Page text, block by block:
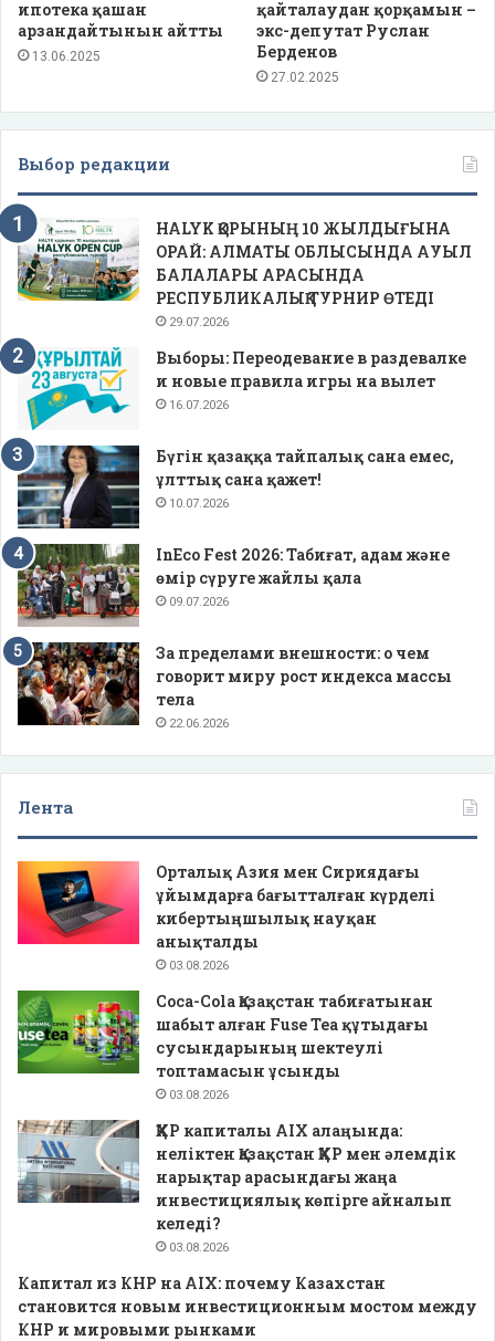
ипотека қашан
арзандайтынын айтты
13.06.2025
қайталаудан қорқамын –
экс-депутат Руслан
Берденов
27.02.2025
Выбор редакции
HALYK ҚОРЫНЫҢ 10 ЖЫЛДЫҒЫНА
ОРАЙ: АЛМАТЫ ОБЛЫСЫНДА АУЫЛ
БАЛАЛАРЫ АРАСЫНДА
РЕСПУБЛИКАЛЫҚ ТУРНИР ӨТЕДІ
29.07.2026
Выборы: Переодевание в раздевалке
и новые правила игры на вылет
16.07.2026
Бүгін қазаққа тайпалық сана емес,
ұлттық сана қажет!
10.07.2026
InEco Fest 2026: Табиғат, адам және
өмір сүруге жайлы қала
09.07.2026
За пределами внешности: о чем
говорит миру рост индекса массы
тела
22.06.2026
Лента
Орталық Азия мен Сириядағы
ұйымдарға бағытталған күрделі
кибертыңшылық науқан
анықталды
03.08.2026
Coca-Cola Қазақстан табиғатынан
шабыт алған Fuse Tea құтыдағы
сусындарының шектеулі
топтамасын ұсынды
03.08.2026
ҚХР капиталы AIX алаңында:
неліктен Қазақстан ҚХР мен әлемдік
нарықтар арасындағы жаңа
инвестициялық көпірге айналып
келеді?
03.08.2026
Капитал из КНР на AIX: почему Казахстан
становится новым инвестиционным мостом между
КНР и мировыми рынками